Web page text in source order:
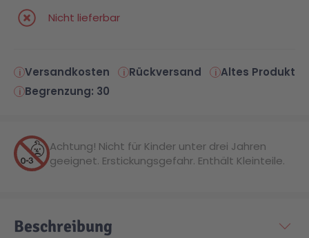
Nicht lieferbar
Versandkosten Rückversand
Altes Produkt
Begrenzung: 30
Achtung! Nicht für Kinder unter drei Jahren
geeignet. Erstickungsgefahr. Enthält Kleinteile.
Beschreibung